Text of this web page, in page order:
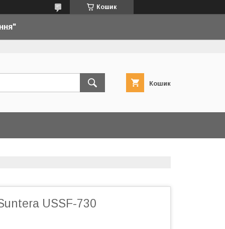
Кошик
Кошик
USSF-730